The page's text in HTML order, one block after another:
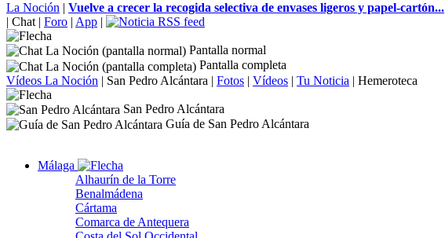
La Noción | Vuelve a crecer la recogida selectiva de envases ligeros y papel-cartón...
| Chat | Foro | App |
Pantalla normal
Pantalla completa
Vídeos La Noción | San Pedro Alcántara | Fotos | Vídeos | Tu Noticia | Hemeroteca
San Pedro Alcántara
Guía de San Pedro Alcántara
Málaga
Alhaurín de la Torre
Benalmádena
Cártama
Comarca de Antequera